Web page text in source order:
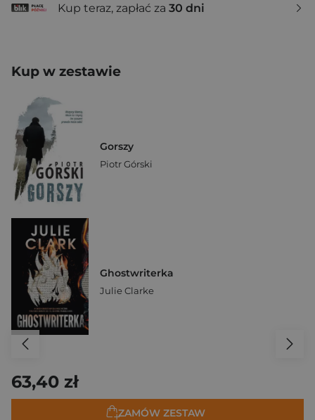
Kup teraz, zapłać za 30 dni
Kup w zestawie
Gorszy
Piotr Górski
Ghostwriterka
Julie Clarke
63,40 zł
ZAMÓW ZESTAW